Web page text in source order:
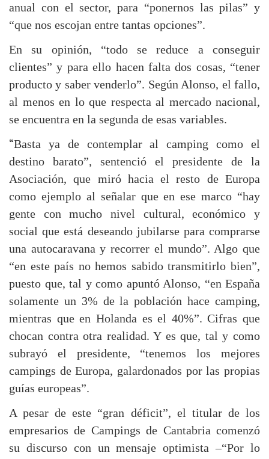
anual con el sector, para “ponernos las pilas” y
“que nos escojan entre tantas opciones”.
En su opinión, “todo se reduce a conseguir
clientes” y para ello hacen falta dos cosas, “tener
producto y saber venderlo”. Según Alonso, el fallo,
al menos en lo que respecta al mercado nacional,
se encuentra en la segunda de esas variables.
“Basta ya de contemplar al camping como el
destino barato”, sentenció el presidente de la
Asociación, que miró hacia el resto de Europa
como ejemplo al señalar que en ese marco “hay
gente con mucho nivel cultural, económico y
social que está deseando jubilarse para comprarse
una autocaravana y recorrer el mundo”. Algo que
“en este país no hemos sabido transmitirlo bien”,
puesto que, tal y como apuntó Alonso, “en España
solamente un 3% de la población hace camping,
mientras que en Holanda es el 40%”. Cifras que
chocan contra otra realidad. Y es que, tal y como
subrayó el presidente, “tenemos los mejores
campings de Europa, galardonados por las propias
guías europeas”.
A pesar de este “gran déficit”, el titular de los
empresarios de Campings de Cantabria comenzó
su discurso con un mensaje optimista –“Por lo